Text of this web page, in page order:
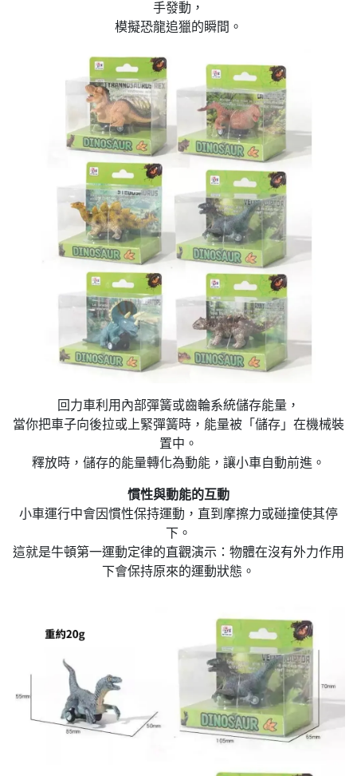
手發動，
模擬恐龍追獵的瞬間。
回力車利用內部彈簧或齒輪系統儲存能量，
當你把車子向後拉或上緊彈簧時，能量被「儲存」在機械裝
置中。
釋放時，儲存的能量轉化為動能，讓小車自動前進。
慣性與動能的互動
小車運行中會因慣性保持運動，直到摩擦力或碰撞使其停
下。
這就是牛頓第一運動定律的直觀演示：物體在沒有外力作用
下會保持原來的運動狀態。